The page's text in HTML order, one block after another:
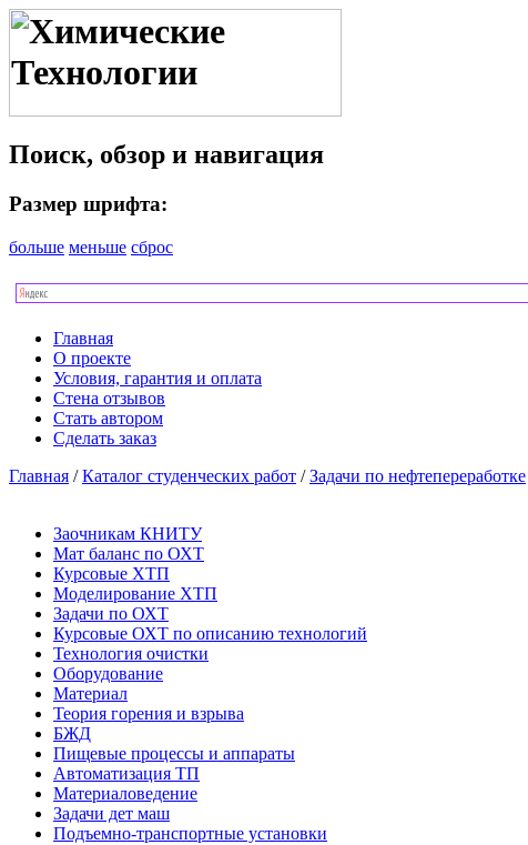
Поиск, обзор и навигация
Размер шрифта:
больше меньше сброс
Главная
О проекте
Условия, гарантия и оплата
Стена отзывов
Стать автором
Сделать заказ
Главная /Каталог студенческих работ /Задачи по нефтепереработке
Заочникам КНИТУ
Мат баланс по ОХТ
Курсовые ХТП
Моделирование ХТП
Задачи по ОХТ
Курсовые ОХТ по описанию технологий
Технология очистки
Оборудование
Материал
Теория горения и взрыва
БЖД
Пищевые процессы и аппараты
Автоматизация ТП
Материаловедение
Задачи дет маш
Подъемно-транспортные установки